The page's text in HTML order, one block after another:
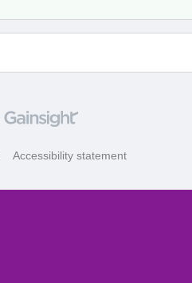
Accessibility statement